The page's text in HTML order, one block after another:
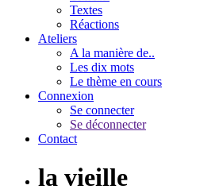
Textes
Réactions
Ateliers
A la manière de..
Les dix mots
Le thème en cours
Connexion
Se connecter
Se déconnecter
Contact
la vieille